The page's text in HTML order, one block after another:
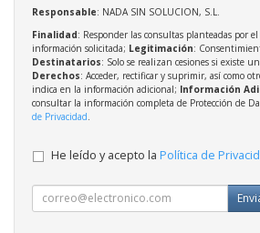
Responsable: NADA SIN SOLUCION, S.L.
Finalidad: Responder las consultas planteadas por
información solicitada; Legitimación:
Destinatarios: Solo se realizan cesiones si existe
Derechos: Acceder, rectificar y suprimir, así como
indica en la información adicional; Información
consultar la información completa de Protección de
de Privacidad
He leído y acepto la Política de